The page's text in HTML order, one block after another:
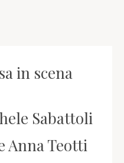
in scena
Sabattoli
Anna Teotti